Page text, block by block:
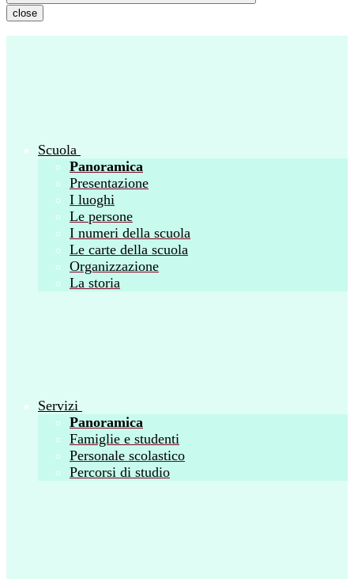
close
Scuola
Panoramica
Presentazione
I luoghi
Le persone
I numeri della scuola
Le carte della scuola
Organizzazione
La storia
Servizi
Panoramica
Famiglie e studenti
Personale scolastico
Percorsi di studio